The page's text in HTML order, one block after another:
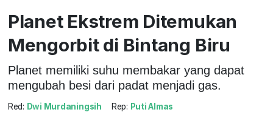
Planet Ekstrem Ditemukan
Mengorbit di Bintang Biru
Planet memiliki suhu membakar yang dapat
mengubah besi dari padat menjadi gas.
Red: Dwi Murdaningsih Rep: Puti Almas